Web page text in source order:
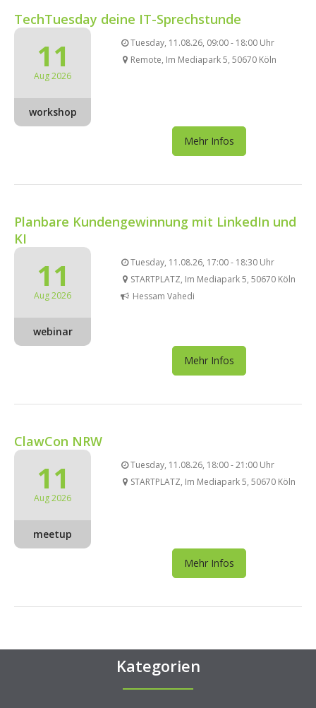
TechTuesday deine IT-Sprechstunde
11
Aug 2026
workshop
Tuesday, 11.08.26, 09:00 - 18:00 Uhr
Remote, Im Mediapark 5, 50670 Köln
Mehr Infos
Planbare Kundengewinnung mit LinkedIn und
KI
11
Aug 2026
webinar
Tuesday, 11.08.26, 17:00 - 18:30 Uhr
STARTPLATZ, Im Mediapark 5, 50670 Köln
Hessam Vahedi
Mehr Infos
ClawCon NRW
11
Aug 2026
meetup
Tuesday, 11.08.26, 18:00 - 21:00 Uhr
STARTPLATZ, Im Mediapark 5, 50670 Köln
Mehr Infos
Kategorien